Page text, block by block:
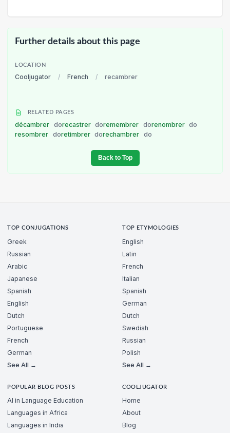
Further details about this page
LOCATION
Cooljugator / French / recambrer
RELATED PAGES
décambrer dorecastrer doremembrer dorenombrer do
resombrer doretimbrer dorechambrer do
Back to Top
TOP CONJUGATIONS
Greek
Russian
Arabic
Japanese
Spanish
English
Dutch
Portuguese
French
German
See All →
TOP ETYMOLOGIES
English
Latin
French
Italian
Spanish
German
Dutch
Swedish
Russian
Polish
See All →
POPULAR BLOG POSTS
AI in Language Education
Languages in Africa
Languages in India
COOLJUGATOR
Home
About
Blog